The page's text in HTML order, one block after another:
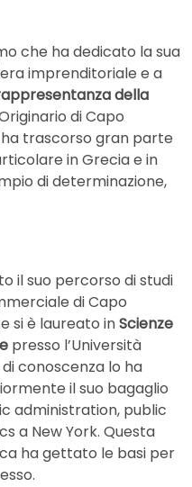
che ha dedicato la sua
imprenditoriale e a
della
di Capo
ha trascorso gran parte
in Grecia e in
di determinazione,
il suo percorso di studi
di Capo
si è laureato inScienze
presso l’Università
di conoscenza lo ha
il suo bagaglio
administration, public
a New York. Questa
ha gettato le basi per